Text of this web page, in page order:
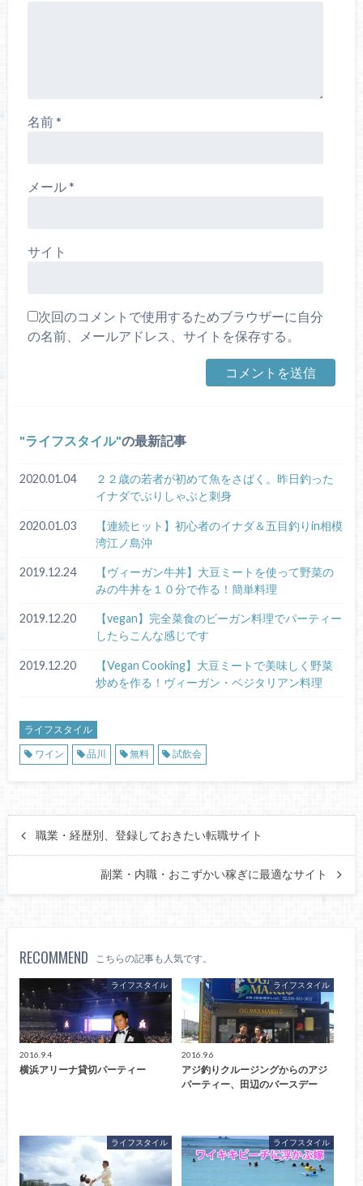
名前*
メール*
サイト
次回のコメントで使用するためブラウザーに自分
の名前、メールアドレス、サイトを保存する。
ライフスタイル の最新記事
2020.01.04
２２歳の若者が初めて魚をさばく。昨日釣った
イナダでぶりしゃぶと刺身
2020.01.03
【連続ヒット】初心者のイナダ＆五目釣りin相模
湾江ノ島沖
2019.12.24
【ヴィーガン牛丼】大豆ミートを使って野菜の
みの牛丼を１０分で作る！簡単料理
2019.12.20
【vegan】完全菜食のビーガン料理でパーティー
したらこんな感じです
2019.12.20
【Vegan Cooking】大豆ミートで美味しく野菜
炒めを作る！ヴィーガン・ベジタリアン料理
ライフスタイル
ワイン
品川 無料 試飲会
職業・経歴別、登録しておきたい転職サイト
副業・内職・おこずかい稼ぎに最適なサイト
RECOMMEND こちらの記事も人気です。
ライフスタイル
2016.9.4
横浜アリーナ貸切パーティー
ライフスタイル
2016.9.6
アジ釣りクルージングからのアジ
パーティー、田辺のバースデー
ライフスタイル ライフスタイル